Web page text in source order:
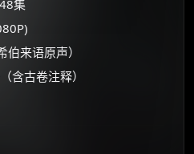
集
来语原声）
含古卷注释）
辛苦了 💦
，都可低价购买！
14天 最低75元！